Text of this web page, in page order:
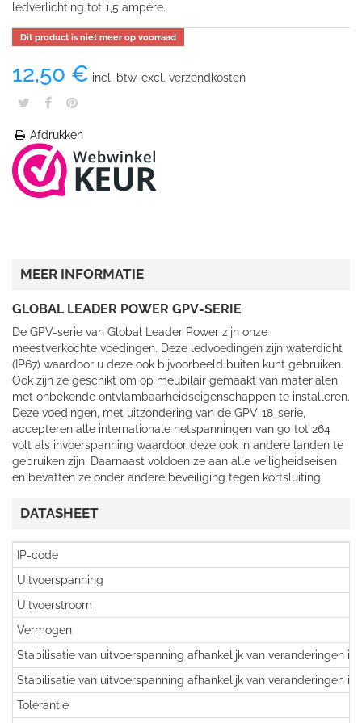
ledverlichting tot 1,5 ampère.
Dit product is niet meer op voorraad
12,50 € incl. btw, excl. verzendkosten
Afdrukken
MEER INFORMATIE
GLOBAL LEADER POWER GPV-SERIE
De GPV-serie van Global Leader Power zijn onze
meestverkochte voedingen. Deze ledvoedingen zijn waterdicht
(IP67) waardoor u deze ook bijvoorbeeld buiten kunt gebruiken.
Ook zijn ze geschikt om op meubilair gemaakt van materialen
met onbekende ontvlambaarheidseigenschappen te installeren.
Deze voedingen, met uitzondering van de GPV-18-serie,
accepteren alle internationale netspanningen van 90 tot 264
volt als invoerspanning waardoor deze ook in andere landen te
gebruiken zijn. Daarnaast voldoen ze aan alle veiligheidseisen
en bevatten ze onder andere beveiliging tegen kortsluiting.
DATASHEET
IP-code
Uitvoerspanning
Uitvoerstroom
Vermogen
Stabilisatie van uitvoerspanning afhankelijk van veranderingen in
Stabilisatie van uitvoerspanning afhankelijk van veranderingen in
Tolerantie